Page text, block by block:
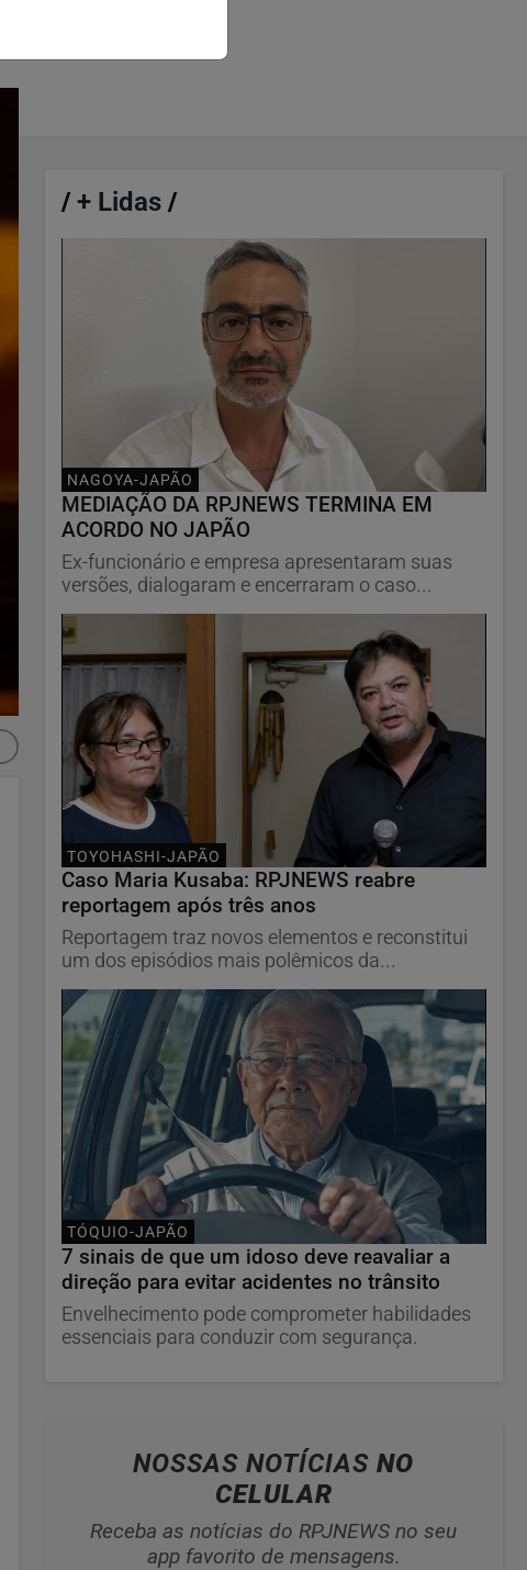
/+ Lidas /
NAGOYA-JAPÃO
MEDIAÇÃO DA RPJNEWS TERMINA EM
ACORDO NO JAPÃO
Ex-funcionário e empresa apresentaram suas
versões, dialogaram e encerraram o caso...
TOYOHASHI-JAPÃO
Caso Maria Kusaba: RPJNEWS reabre
reportagem após três anos
Reportagem traz novos elementos e reconstitui
um dos episódios mais polêmicos da...
TÓQUIO-JAPÃO
7 sinais de que um idoso deve reavaliar a
direção para evitar acidentes no trânsito
Envelhecimento pode comprometer habilidades
essenciais para conduzir com segurança.
NOSSAS NOTÍCIASNO
CELULAR
Receba as notícias do RPJNEWS no seu
app favorito de mensagens.